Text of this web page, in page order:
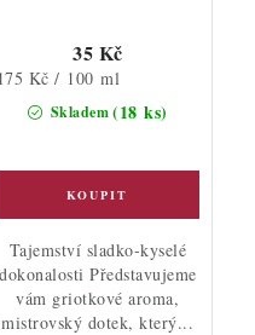
Skladem(18 ks)
35 Kč
Měrná
cena:
175 Kč / 100 ml
Tajemství sladko-kyselé
dokonalosti Představujeme
vám griotkové aroma,
mistrovský dotek, který...